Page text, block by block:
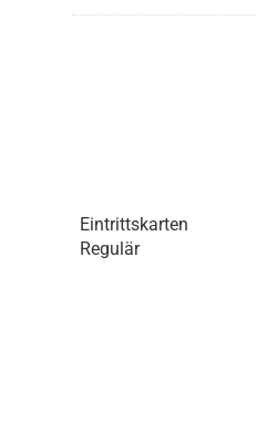
Eintrittskarten
Regulär